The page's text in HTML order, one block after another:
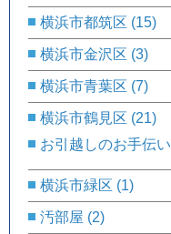
横浜市都筑区 (15)
横浜市金沢区 (3)
横浜市青葉区 (7)
横浜市鶴見区 (21)
お引越しのお手伝い
横浜市緑区 (1)
汚部屋 (2)